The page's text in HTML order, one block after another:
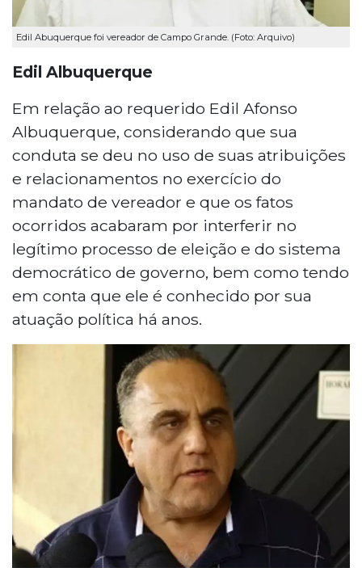
Edil Abuquerque foi vereador de Campo Grande. (Foto: Arquivo)
Edil Albuquerque
Em relação ao requerido Edil Afonso
Albuquerque, considerando que sua
conduta se deu no uso de suas atribuições
e relacionamentos no exercício do
mandato de vereador e que os fatos
ocorridos acabaram por interferir no
legítimo processo de eleição e do sistema
democrático de governo, bem como tendo
em conta que ele é conhecido por sua
atuação política há anos.